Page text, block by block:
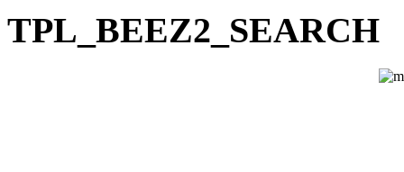
TPL_BEEZ2_SEARCH